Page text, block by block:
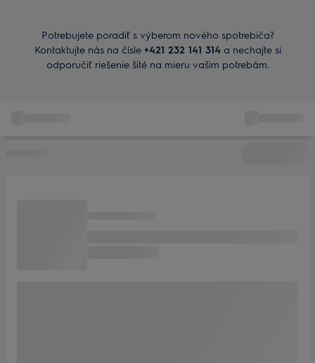
Potrebujete poradiť s výberom nového spotrebiča?
Kontaktujte nás na čísle +421 232 141 314 a nechajte si
odporučiť riešenie šité na mieru vašim potrebám.